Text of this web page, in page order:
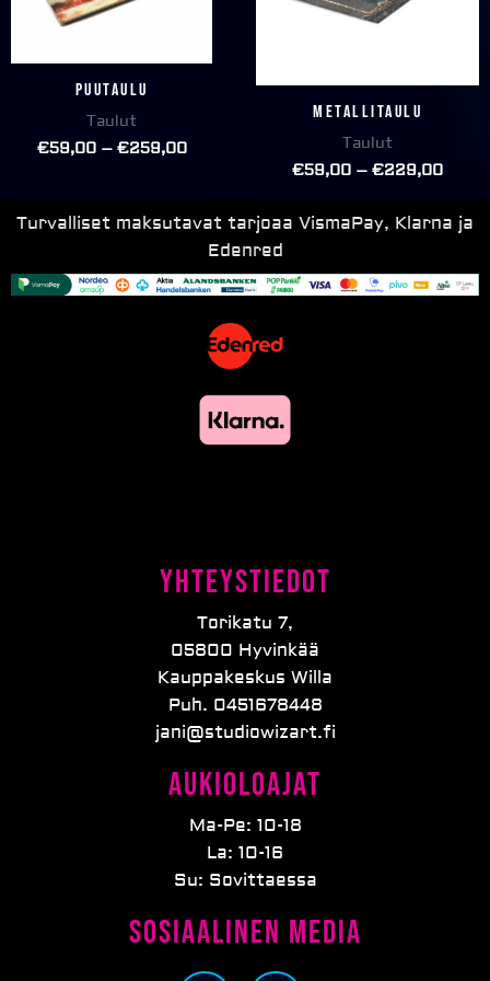
Puutaulu
Taulut
€59,00 – €259,00
Metallitaulu
Taulut
€59,00 – €229,00
Turvalliset maksutavat tarjoaa VismaPay, Klarna ja
Edenred
Yhteystiedot
Torikatu 7,
05800 Hyvinkää
Kauppakeskus Willa
Puh. 0451678448
jani@studiowizart.fi
Aukioloajat
Ma-Pe: 10-18
La: 10-16
Su: Sovittaessa
Sosiaalinen media